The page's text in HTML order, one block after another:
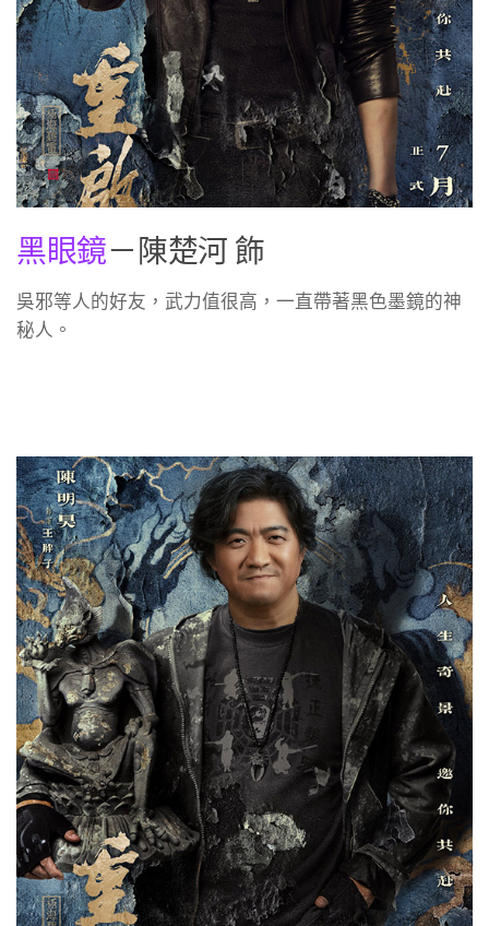
黑眼鏡－陳楚河 飾
吳邪等人的好友，武力值很高，一直帶著黑色墨鏡的神
秘人。